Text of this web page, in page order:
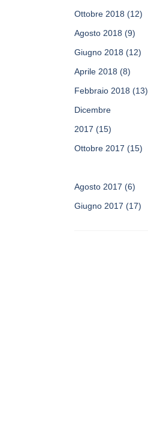
Ottobre 2018 (12)
Agosto 2018 (9)
Giugno 2018 (12)
Aprile 2018 (8)
Febbraio 2018 (13)
Dicembre
2017 (15)
Ottobre 2017 (15)
Agosto 2017 (6)
Giugno 2017 (17)